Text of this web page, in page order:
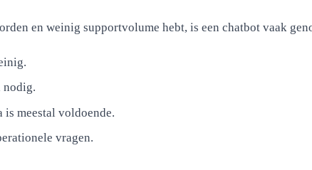
en weinig supportvolume hebt, is een chatbot vaak
nodig.
meestal voldoende.
vragen.